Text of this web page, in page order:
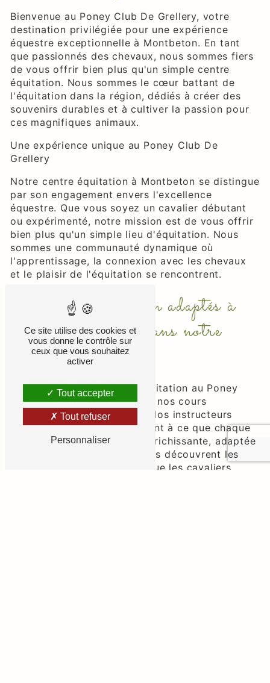
Bienvenue au Poney Club De Grellery, votre
destination privilégiée pour une expérience
équestre exceptionnelle à Montbeton. En tant
que passionnés des chevaux, nous sommes fiers
de vous offrir bien plus qu'un simple centre
équitation. Nous sommes le cœur battant de
l'équitation dans la région, dédiés à créer des
souvenirs durables et à cultiver la passion pour
ces magnifiques animaux.
Une expérience unique au Poney Club De
Grellery
Notre centre équitation à Montbeton se distingue
par son engagement envers l'excellence
équestre. Que vous soyez un cavalier débutant
ou expérimenté, notre mission est de vous offrir
bien plus qu'un simple lieu d'équitation. Nous
sommes une communauté dynamique où
l'apprentissage, la connexion avec les chevaux
et le plaisir de l'équitation se rencontrent.
Cours d'équitation adaptés à
tous les niveaux dans notre
centre équitation
Au cœur de notre centre équitation au Poney
Club De Grellery se trouvent nos cours
d'équitation exceptionnels. Nos instructeurs
passionnés et certifiés veillent à ce que chaque
leçon soit une expérience enrichissante, adaptée
à votre niveau. Des débutants découvrent les
joies de l'équitation tandis que les cavaliers
Ce site utilise des cookies et
vous donne le contrôle sur
ceux que vous souhaitez
activer
Tout accepter
Tout refuser
Personnaliser